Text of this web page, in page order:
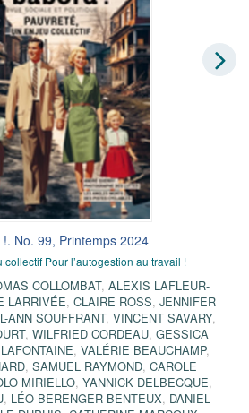
No. 99, Printemps 2024
collectif Pour l’autogestion au travail !
COLLOMBAT, ALEXIS LAFLEUR-
LARRIVÉE, CLAIRE ROSS, JENNIFER
ANN SOUFFRANT, VINCENT SAVARY,
, WILFRIED CORDEAU, GESSICA
, VALÉRIE BEAUCHAMP,
, SAMUEL RAYMOND, CAROLE
MIRIELLO, YANNICK DELBECQUE,
, LÉO BERENGER BENTEUX, DANIEL